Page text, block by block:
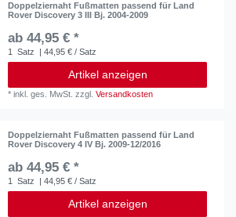
Doppelziernaht Fußmatten passend für Land
Rover Discovery 3 III Bj. 2004-2009
ab 44,95 € *
1 Satz | 44,95 € / Satz
Artikel anzeigen
*inkl. ges. MwSt. zzgl.Versandkosten
Doppelziernaht Fußmatten passend für Land
Rover Discovery 4 IV Bj. 2009-12/2016
ab 44,95 € *
1 Satz | 44,95 € / Satz
Artikel anzeigen